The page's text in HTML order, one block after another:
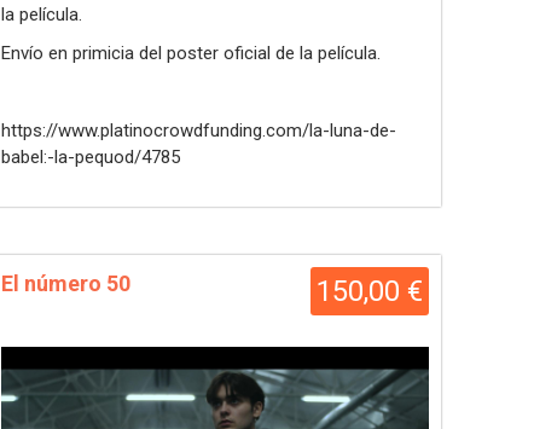
la película.
Envío en primicia del poster oficial de la película.
https://www.platinocrowdfunding.com/la-luna-de-
babel:-la-pequod/4785
150,00 €
El número 50